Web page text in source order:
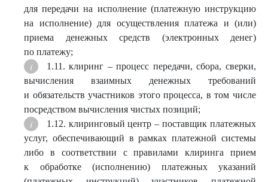
для передачи на исполнение (платежную инструкцию
на исполнение) для осуществления платежа и (или)
приема денежных средств (электронных денег)
по платежу;
1.11. клиринг – процесс передачи, сбора, сверки,
вычисления взаимных денежных требований
и обязательств участников этого процесса, в том числе
посредством вычисления чистых позиций;
1.12. клиринговый центр – поставщик платежных
услуг, обеспечивающий в рамках платежной системы
либо в соответствии с правилами клиринга прием
к обработке (исполнению) платежных указаний